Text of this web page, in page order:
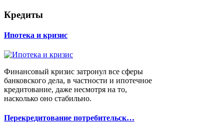
Кредиты
Ипотека и кризис
Финансовый кризис затронул все сферы
банковского дела, в частности и ипотечное
кредитование, даже несмотря на то,
насколько оно стабильно.
Перекредитование потребительск…